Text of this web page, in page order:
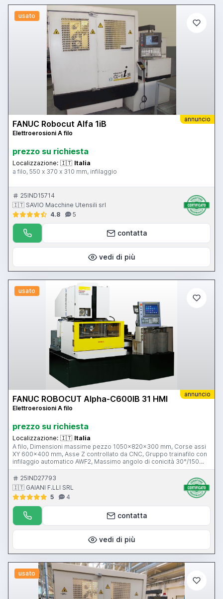
usato
annuncio
FANUC Robocut Alfa 1iB
Elettroerosioni A filo
prezzo su richiesta
Localizzazione: 🇮🇹 Italia
a filo, 550 x 370 x 310 mm, infilaggio
25IND15714
🇮🇹 SAVIO Macchine Utensili srl
4.8
5
contatta
vedi di più
usato
annuncio
FANUC ROBOCUT Alpha-C600IB 31 HMI
Elettroerosioni A filo
prezzo su richiesta
Localizzazione: 🇮🇹 Italia
A filo, Dimensioni massime pezzo 1050x820x300 mm, Corse assi
XY 600x400 mm, Asse Z controllato da CNC, Gruppo trainafilo con
infilaggio automatico AWF2, Massimo angolo di conicità 30°/150
mm, Diametro filo 0,1-0,3 mm, Controllo numerico FANUC 31i-WB
con video Touch screen 15”. IN PRONTA CONSEGNA
25IND27793
🇮🇹 GAIANI F.LLI SRL
5
4
contatta
vedi di più
usato